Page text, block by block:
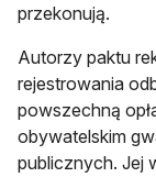
przekonują.
Autorzy paktu
rejestrowania
powszechną
obywatelskim
publicznych. Jej